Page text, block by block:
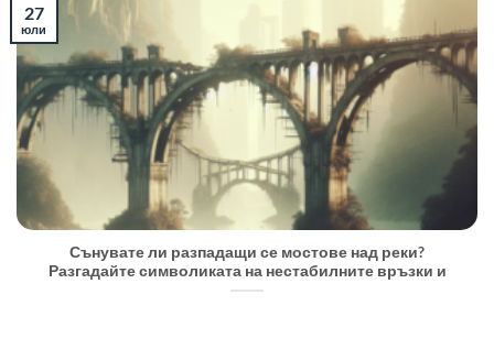
Сънувате ли разпадащи се мостове над реки?
Разгадайте символиката на нестабилните връзки и
27
юли